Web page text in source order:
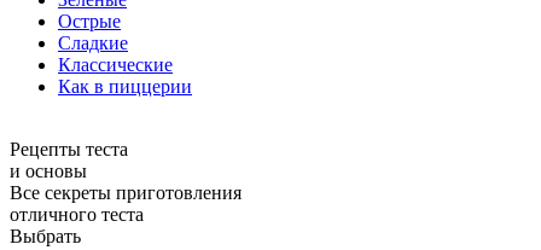
Острые
Сладкие
Классические
Как в пиццерии
Рецепты теста
и основы
Все секреты приготовления
отличного теста
Выбрать